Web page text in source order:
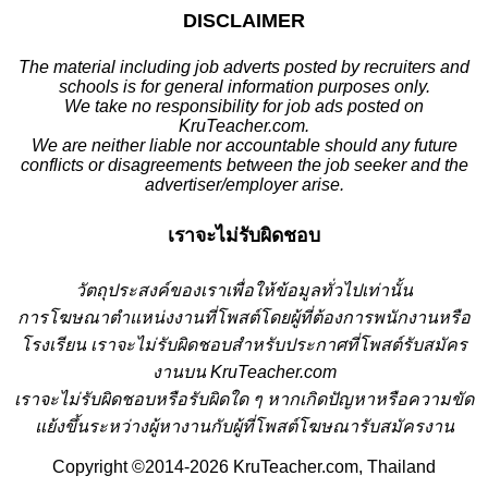
DISCLAIMER
The material including job adverts posted by recruiters and
schools is for general information purposes only.
We take no responsibility for job ads posted on
KruTeacher.com.
We are neither liable nor accountable should any future
conflicts or disagreements between the job seeker and the
advertiser/employer arise.
เราจะไม่รับผิดชอบ
วัตถุประสงค์ของเราเพื่อให้ข้อมูลทั่วไปเท่านั้น
การโฆษณาตำแหน่งงานที่โพสต์โดยผู้ที่ต้องการพนักงานหรือ
โรงเรียน เราจะไม่รับผิดชอบสำหรับประกาศที่โพสต์รับสมัคร
งานบน KruTeacher.com
เราจะไม่รับผิดชอบหรือรับผิดใด ๆ หากเกิดปัญหาหรือความขัด
แย้งขึ้นระหว่างผู้หางานกับผู้ที่โพสต์โฆษณารับสมัครงาน
Copyright ©2014-2026 KruTeacher.com, Thailand